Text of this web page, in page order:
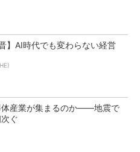
】AI時代でも変わらない経営
体産業が集まるのか――地震で
ぐ